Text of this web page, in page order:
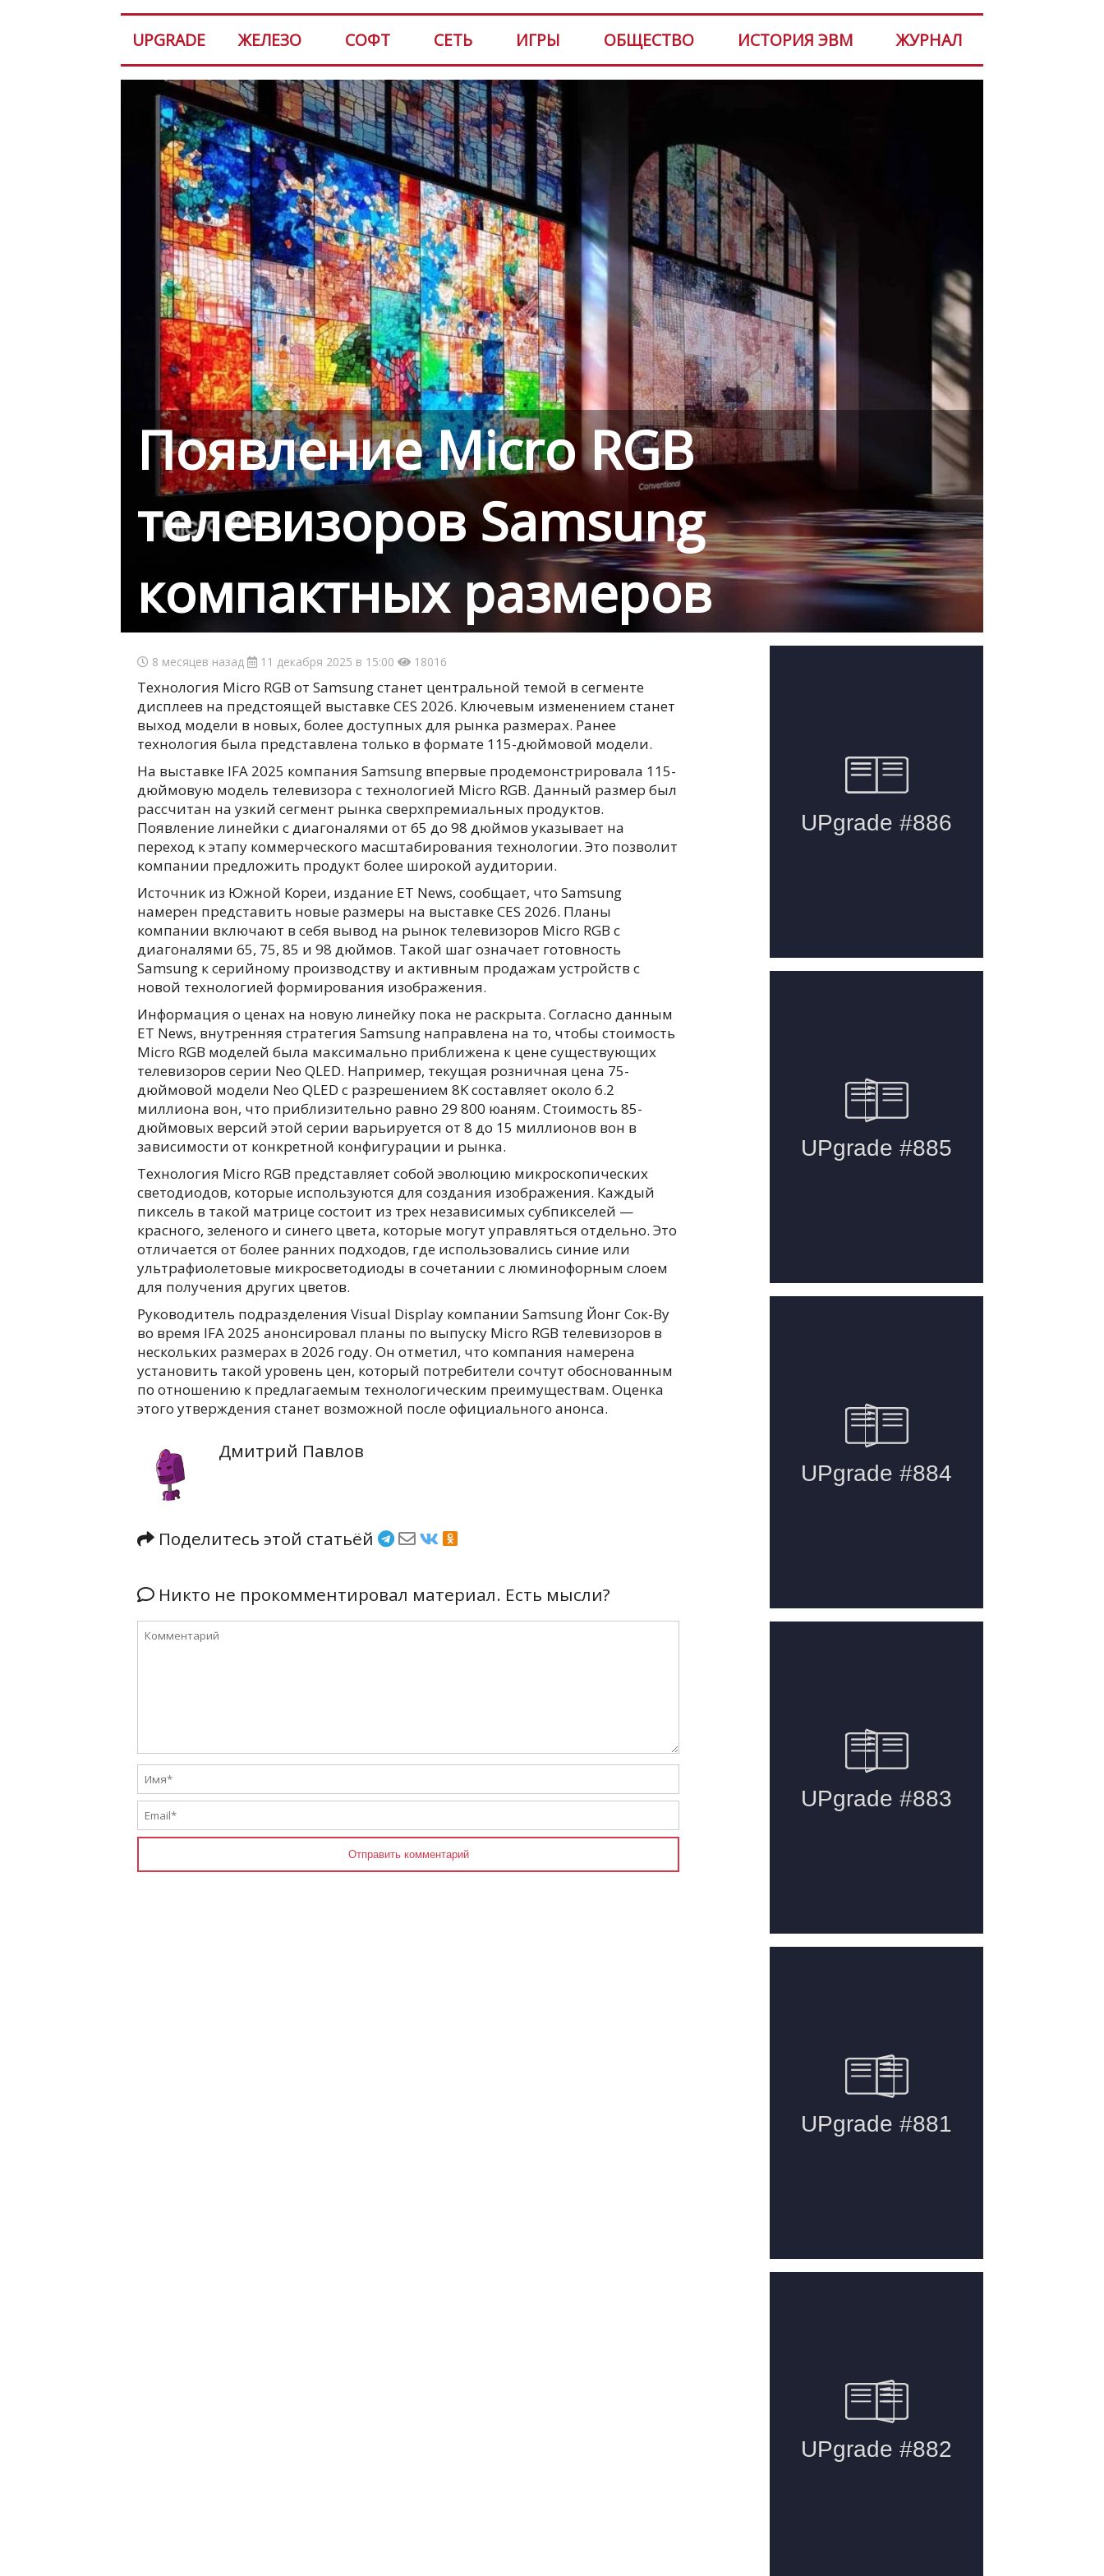
UPGRADE ЖЕЛЕЗО СОФТ СЕТЬ ИГРЫ ОБЩЕСТВО ИСТОРИЯ ЭВМ ЖУРНАЛ
Появление Micro RGB
телевизоров Samsung
компактных размеров
8 месяцев назад 11 декабря 2025 в 15:00 18016
Технология Micro RGB от Samsung станет центральной темой в сегменте
дисплеев на предстоящей выставке CES 2026. Ключевым изменением станет
выход модели в новых, более доступных для рынка размерах. Ранее
технология была представлена только в формате 115-дюймовой модели.
На выставке IFA 2025 компания Samsung впервые продемонстрировала 115-
дюймовую модель телевизора с технологией Micro RGB. Данный размер был
рассчитан на узкий сегмент рынка сверхпремиальных продуктов.
Появление линейки с диагоналями от 65 до 98 дюймов указывает на
переход к этапу коммерческого масштабирования технологии. Это позволит
компании предложить продукт более широкой аудитории.
Источник из Южной Кореи, издание ET News, сообщает, что Samsung
намерен представить новые размеры на выставке CES 2026. Планы
компании включают в себя вывод на рынок телевизоров Micro RGB с
диагоналями 65, 75, 85 и 98 дюймов. Такой шаг означает готовность
Samsung к серийному производству и активным продажам устройств с
новой технологией формирования изображения.
Информация о ценах на новую линейку пока не раскрыта. Согласно данным
ET News, внутренняя стратегия Samsung направлена на то, чтобы стоимость
Micro RGB моделей была максимально приближена к цене существующих
телевизоров серии Neo QLED. Например, текущая розничная цена 75-
дюймовой модели Neo QLED с разрешением 8K составляет около 6.2
миллиона вон, что приблизительно равно 29 800 юаням. Стоимость 85-
дюймовых версий этой серии варьируется от 8 до 15 миллионов вон в
зависимости от конкретной конфигурации и рынка.
Технология Micro RGB представляет собой эволюцию микроскопических
светодиодов, которые используются для создания изображения. Каждый
пиксель в такой матрице состоит из трех независимых субпикселей —
красного, зеленого и синего цвета, которые могут управляться отдельно. Это
отличается от более ранних подходов, где использовались синие или
ультрафиолетовые микросветодиоды в сочетании с люминофорным слоем
для получения других цветов.
Руководитель подразделения Visual Display компании Samsung Йонг Сок-Ву
во время IFA 2025 анонсировал планы по выпуску Micro RGB телевизоров в
нескольких размерах в 2026 году. Он отметил, что компания намерена
установить такой уровень цен, который потребители сочтут обоснованным
по отношению к предлагаемым технологическим преимуществам. Оценка
этого утверждения станет возможной после официального анонса.
Дмитрий Павлов
Поделитесь этой статьёй
Никто не прокомментировал материал. Есть мысли?